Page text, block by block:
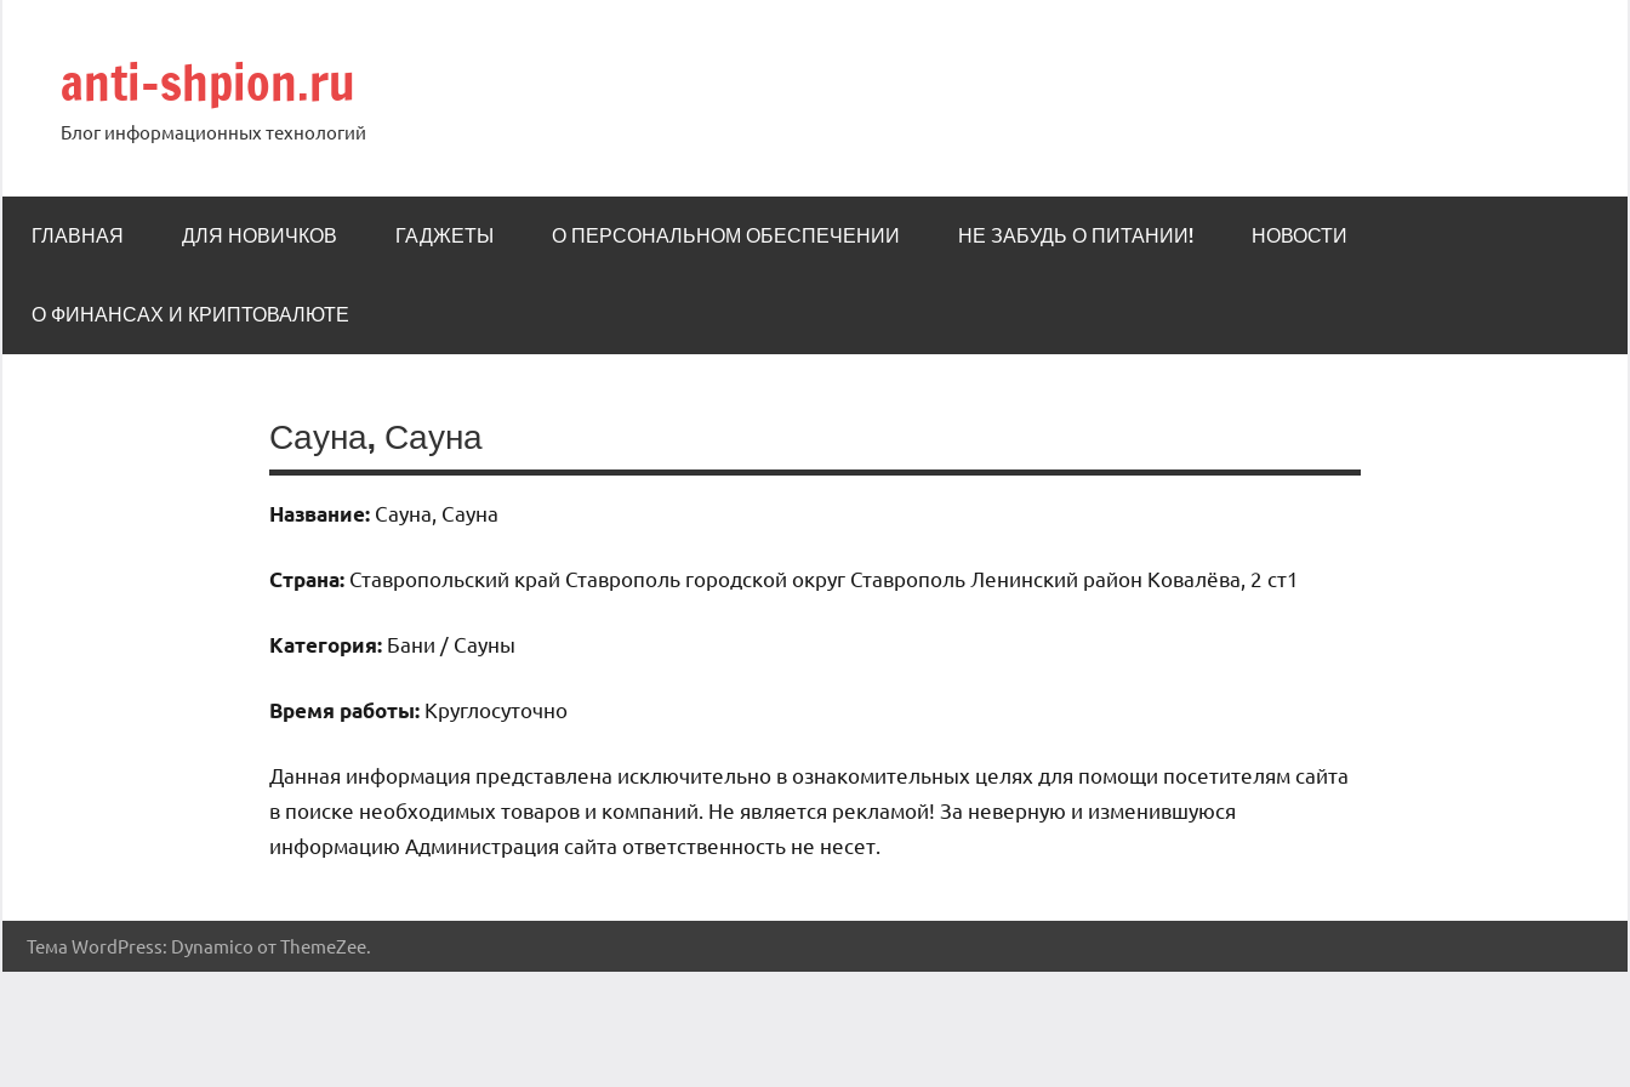
содержимому
anti-shpion.ru
Блог информационных технологий
ГЛАВНАЯ ДЛЯ НОВИЧКОВ ГАДЖЕТЫ О ПЕРСОНАЛЬНОМ ОБЕСПЕЧЕНИИ НЕ ЗАБУДЬ О ПИТАНИИ! НОВОСТИ
О ФИНАНСАХ И КРИПТОВАЛЮТЕ
Сауна, Сауна
Название: Сауна, Сауна
Страна: Ставропольский край Ставрополь городской округ Ставрополь Ленинский район Ковалёва, 2 ст1
Категория: Бани / Сауны
Время работы: Круглосуточно
Данная информация представлена исключительно в ознакомительных целях для помощи посетителям сайта
в поиске необходимых товаров и компаний. Не является рекламой! За неверную и изменившуюся
информацию Администрация сайта ответственность не несет.
Тема WordPress: Dynamico от ThemeZee.